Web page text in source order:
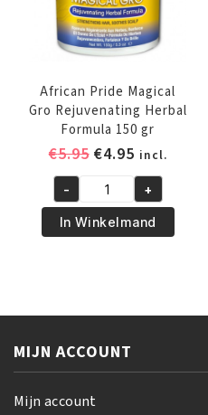
African Pride Magical
Gro Rejuvenating Herbal
Formula 150 gr
€5.95 Oorspronkelijke
was:
€5.95.
€4.95Huidige
prijs
is:
€4.95.
incl.
African
Pride
Magical
150
gr
aantal
- +
In Winkelmand
MIJN ACCOUNT
Mijn account